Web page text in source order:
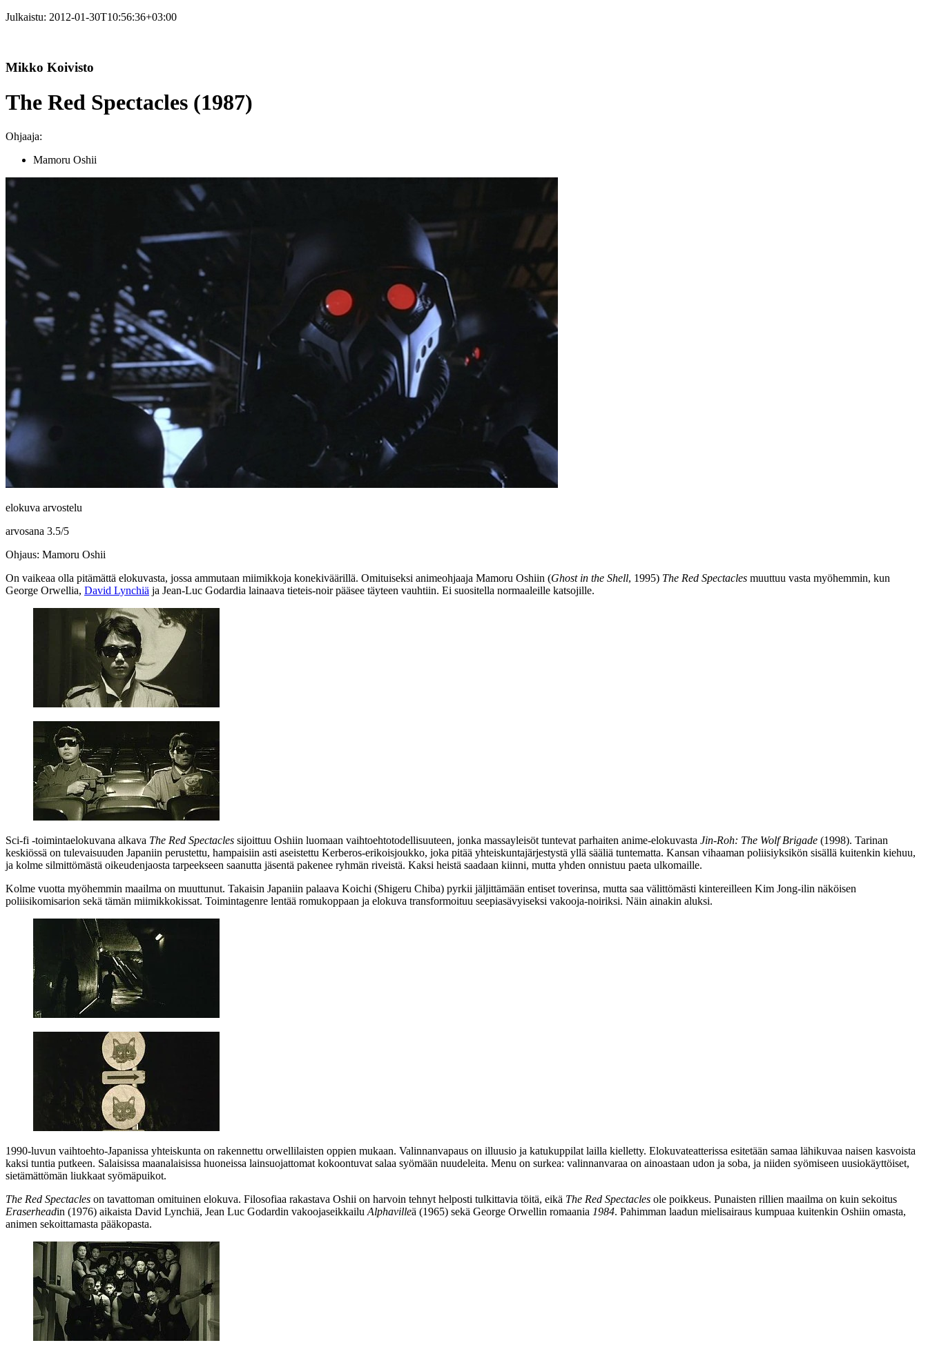
Julkaistu: 2012-01-30T10:56:36+03:00
Mikko Koivisto
The Red Spectacles (1987)
Ohjaaja:
Mamoru Oshii
elokuva arvostelu
arvosana 3.5/5
Ohjaus: Mamoru Oshii
On vaikeaa olla pitämättä elokuvasta, jossa ammutaan miimikkoja konekiväärillä. Omituiseksi animeohjaaja Mamoru Oshiin (Ghost in the Shell, 1995) The Red Spectacles muuttuu vasta myöhemmin, kun
George Orwellia, David Lynchiä ja Jean‑Luc Godardia lainaava tieteis-noir pääsee täyteen vauhtiin. Ei suositella normaaleille katsojille.
Sci‑fi ‑toimintaelokuvana alkava The Red Spectacles sijoittuu Oshiin luomaan vaihtoehtotodellisuuteen, jonka massayleisöt tuntevat parhaiten anime-elokuvasta Jin‑Roh: The Wolf Brigade (1998). Tarinan
keskiössä on tulevaisuuden Japaniin perustettu, hampaisiin asti aseistettu Kerberos-erikoisjoukko, joka pitää yhteiskuntajärjestystä yllä sääliä tuntematta. Kansan vihaaman poliisiyksikön sisällä kuitenkin kiehuu,
ja kolme silmittömästä oikeudenjaosta tarpeekseen saanutta jäsentä pakenee ryhmän riveistä. Kaksi heistä saadaan kiinni, mutta yhden onnistuu paeta ulkomaille.
Kolme vuotta myöhemmin maailma on muuttunut. Takaisin Japaniin palaava Koichi (Shigeru Chiba) pyrkii jäljittämään entiset toverinsa, mutta saa välittömästi kintereilleen Kim Jong-ilin näköisen
poliisikomisarion sekä tämän miimikkokissat. Toimintagenre lentää romukoppaan ja elokuva transformoituu seepiasävyiseksi vakooja-noiriksi. Näin ainakin aluksi.
1990‑luvun vaihtoehto-Japanissa yhteiskunta on rakennettu orwellilaisten oppien mukaan. Valinnanvapaus on illuusio ja katukuppilat lailla kielletty. Elokuvateatterissa esitetään samaa lähikuvaa naisen kasvoista
kaksi tuntia putkeen. Salaisissa maanalaisissa huoneissa lainsuojattomat kokoontuvat salaa syömään nuudeleita. Menu on surkea: valinnanvaraa on ainoastaan udon ja soba, ja niiden syömiseen uusiokäyttöiset,
sietämättömän liukkaat syömäpuikot.
The Red Spectacles on tavattoman omituinen elokuva. Filosofiaa rakastava Oshii on harvoin tehnyt helposti tulkittavia töitä, eikä The Red Spectacles ole poikkeus. Punaisten rillien maailma on kuin sekoitus
Eraserheadin (1976) aikaista David Lynchiä, Jean Luc Godardin vakoojaseikkailu Alphavilleä (1965) sekä George Orwellin romaania 1984. Pahimman laadun mielisairaus kumpuaa kuitenkin Oshiin omasta,
animen sekoittamasta pääkopasta.